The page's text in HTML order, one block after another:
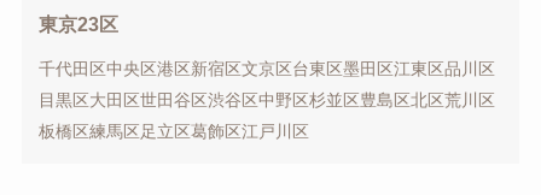
東京23区
千代田区中央区港区新宿区文京区台東区墨田区江東区品川区
目黒区大田区世田谷区渋谷区中野区杉並区豊島区北区荒川区
板橋区練馬区足立区葛飾区江戸川区